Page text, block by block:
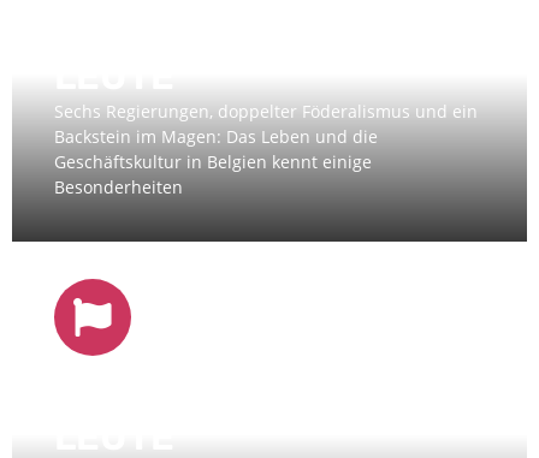
Sechs Regierungen, doppelter Föderalismus und ein
Backstein im Magen: Das Leben und die
Geschäftskultur in Belgien kennt einige
Besonderheiten